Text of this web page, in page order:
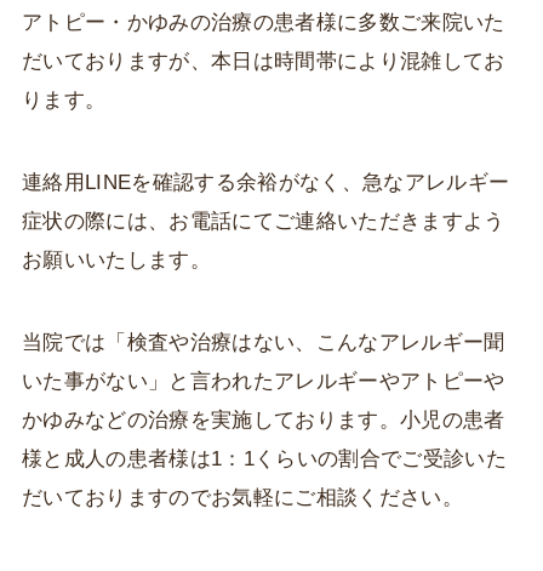
アトピー・かゆみの治療の患者様に多数ご来院いた
だいておりますが、本日は時間帯により混雑してお
ります。
連絡用LINEを確認する余裕がなく、急なアレルギー
症状の際には、お電話にてご連絡いただきますよう
お願いいたします。
当院では「検査や治療はない、こんなアレルギー聞
いた事がない」と言われたアレルギーやアトピーや
かゆみなどの治療を実施しております。小児の患者
様と成人の患者様は1：1くらいの割合でご受診いた
だいておりますのでお気軽にご相談ください。